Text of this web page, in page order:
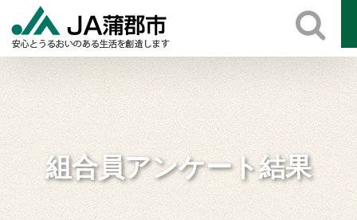
組合員アンケート結果